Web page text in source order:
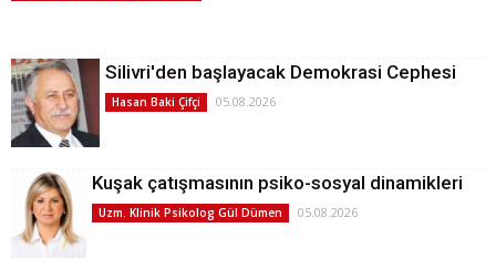
Silivri'den başlayacak Demokrasi Cephesi
Hasan Baki Çifçi 05.08.2026
Kuşak çatışmasının psiko-sosyal dinamikleri
Uzm. Klinik Psikolog Gül Dümen 05.08.2026